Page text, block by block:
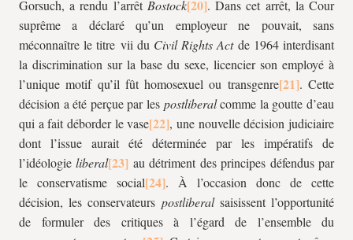
Gorsuch, a rendu l’arrêt Bostock
. Dans cet arrêt, la Cour
suprême a déclaré qu’un employeur ne pouvait, sans
méconnaître le titre vii du Civil Rights Actde 1964 interdisant
la discrimination sur la base du sexe, licencier son employé à
l’unique motif qu’il fût homosexuel ou transgenre
. Cette
décision a été perçue par les postliberalcomme la goutte d’eau
qui a fait déborder le vase
, une nouvelle décision judiciaire
dont l’issue aurait été déterminée par les impératifs de
l’idéologieliberal
au détriment des principes défendus par
le conservatisme social
. À l’occasion donc de cette
décision, les conservateurs postliberalsaisissent l’opportunité
de formuler des critiques à l’égard de l’ensemble du